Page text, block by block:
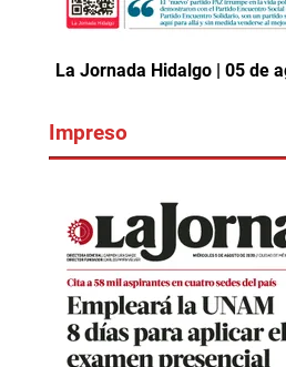
La Jornada Hidalgo | 05 de
Impreso